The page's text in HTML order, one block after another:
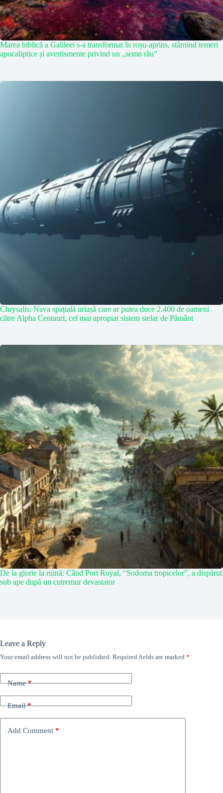
Marea biblică a Galileei s-a transformat în roșu-aprins, stârnind temeri
apocaliptice și avertismente privind un „semn rău”
Chrysalis: Nava spațială uriașă care ar putea duce 2.400 de oameni
către Alpha Centauri, cel mai apropiat sistem stelar de Pământ
De la glorie la ruină: Când Port Royal, “Sodoma tropicelor”, a dispărut
sub ape după un cutremur devastator
Leave a Reply
Your email address will not be published. Required fields are marked *
Name*
Email*
Add Comment *